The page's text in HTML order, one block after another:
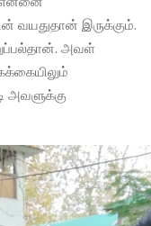
வயதுதான் இருக்கும்.
அவள்
அவளுக்கு